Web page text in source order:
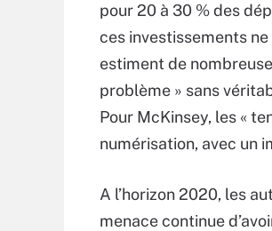
pour 20 à 30 % des
ces investissements
estiment de
problème » sans
Pour McKinsey, les «
numérisation, avec un
A l’horizon 2020, les
menace continue